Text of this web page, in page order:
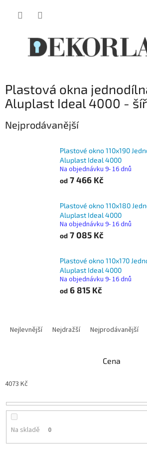
Plastová okna
Aluplast Ideal 4000 -
Nejprodávanější
Plastové okno 110x190
Aluplast Ideal 4000
Na objednávku 9- 16 dnů
od 7 466 Kč
Plastové okno 110x180
Aluplast Ideal 4000
Na objednávku 9- 16 dnů
od 7 085 Kč
Plastové okno 110x170
Aluplast Ideal 4000
Na objednávku 9- 16 dnů
od 6 815 Kč
p
o
Nejlevnější Nejdražší Nejprodávanější
Cena
4073 Kč
Na skladě 0